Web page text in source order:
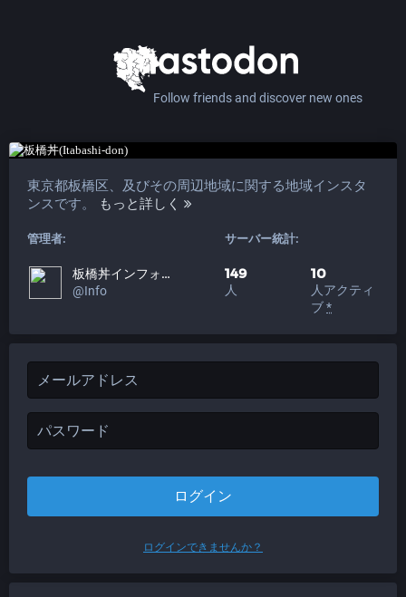
Follow friends and discover new ones
ログイン
ログインできませんか？
東京都板橋区、及びその周辺地域に関する地域インスタ
ンスです。
もっと詳しく
管理者:
板橋丼インフォ​
@Info
サーバー統計:
149
人
10
人アクティ
ブ*